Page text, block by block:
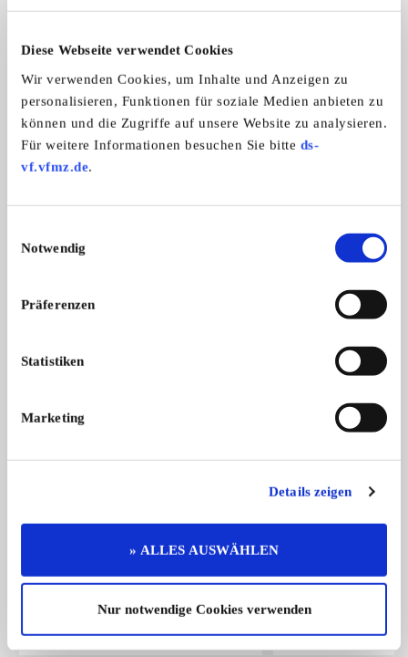
Diese Webseite verwendet Cookies
Wir verwenden Cookies, um Inhalte und Anzeigen zu
personalisieren, Funktionen für soziale Medien anbieten zu
können und die Zugriffe auf unsere Website zu analysieren.
Für weitere Informationen besuchen Sie bitte ds-
vf.vfmz.de.
Notwendig
Präferenzen
Statistiken
Marketing
Details zeigen
» ALLES AUSWÄHLEN
Nur notwendige Cookies verwenden
13.990,- €
ALLE ANZEIGEN
Express Krad Typ KH 100 (Express-
Werke)
Hersteller sind die Express-Werke AG
3.150,- €
Diamant, 98 ccm,